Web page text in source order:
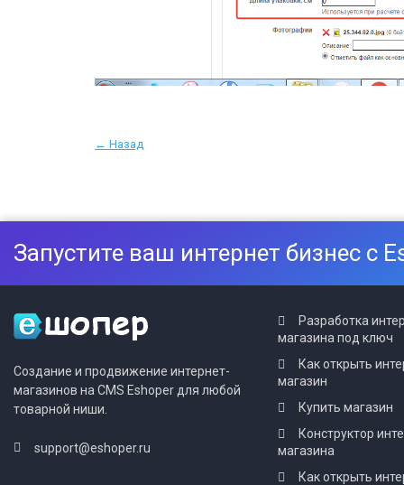
← Назад
Запустите ваш интернет бизнес с
Создание и продвижение интернет-
магазинов на CMS Eshoper для любой
товарной ниши.
support@eshoper.ru
Разработка
магазина под ключ
Как открыть
магазин
Купить магазин
Конструктор
магазина
Как открыть